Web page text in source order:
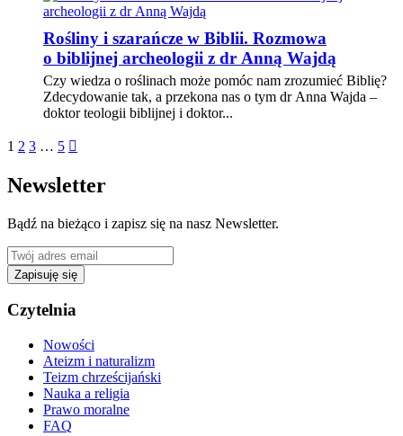
Rośliny i szarańcze w Biblii. Rozmowa
o biblijnej archeologii z dr Anną Wajdą
Czy wiedza o roślinach może pomóc nam zrozumieć Biblię?
Zdecydowanie tak, a przekona nas o tym dr Anna Wajda –
doktor teologii biblijnej i doktor...
1 2 3 … 5 
Newsletter
Bądź na bieżąco i zapisz się na nasz Newsletter.
Zapisuję się
Czytelnia
Nowości
Ateizm i naturalizm
Teizm chrześcijański
Nauka a religia
Prawo moralne
FAQ